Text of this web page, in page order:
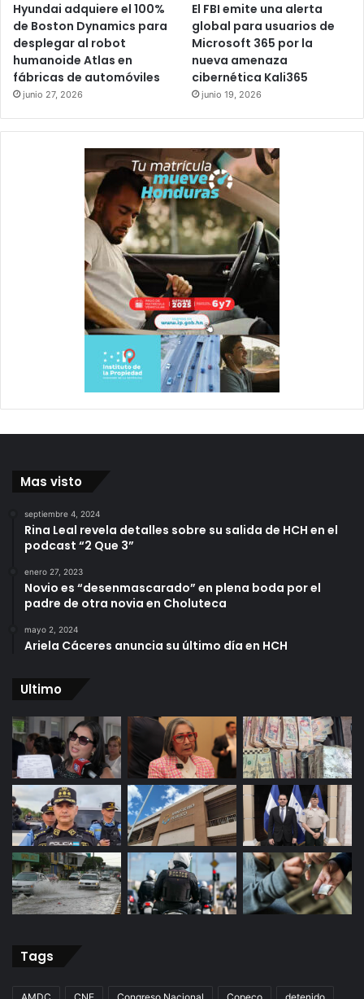
Hyundai adquiere el 100%
de Boston Dynamics para
desplegar al robot
humanoide Atlas en
fábricas de automóviles
junio 27, 2026
El FBI emite una alerta
global para usuarios de
Microsoft 365 por la
nueva amenaza
cibernética Kali365
junio 19, 2026
Mas visto
septiembre 4, 2024
Rina Leal revela detalles sobre su salida de HCH en el
podcast “2 Que 3”
enero 27, 2023
Novio es “desenmascarado” en plena boda por el
padre de otra novia en Choluteca
mayo 2, 2024
Ariela Cáceres anuncia su último día en HCH
Ultimo
Tags